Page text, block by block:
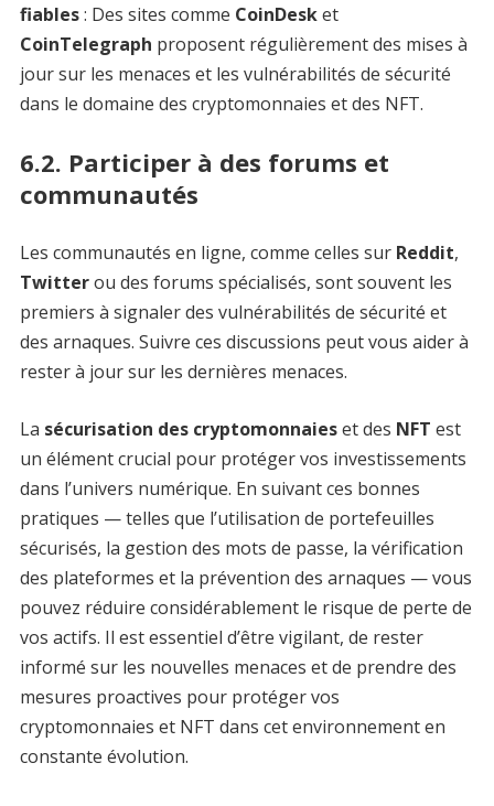
fiables: Des sites comme CoinDesket
CoinTelegraph proposent régulièrement des mises à
jour sur les menaces et les vulnérabilités de sécurité
dans le domaine des cryptomonnaies et des NFT.
6.2. Participer à des forums et
communautés
Les communautés en ligne, comme celles sur Reddit,
Twitterou des forums spécialisés, sont souvent les
premiers à signaler des vulnérabilités de sécurité et
des arnaques. Suivre ces discussions peut vous aider à
rester à jour sur les dernières menaces.
La sécurisation des cryptomonnaieset des NFT est
un élément crucial pour protéger vos investissements
dans l’univers numérique. En suivant ces bonnes
pratiques — telles que l’utilisation de portefeuilles
sécurisés, la gestion des mots de passe, la vérification
des plateformes et la prévention des arnaques — vous
pouvez réduire considérablement le risque de perte de
vos actifs. Il est essentiel d’être vigilant, de rester
informé sur les nouvelles menaces et de prendre des
mesures proactives pour protéger vos
cryptomonnaies et NFT dans cet environnement en
constante évolution.